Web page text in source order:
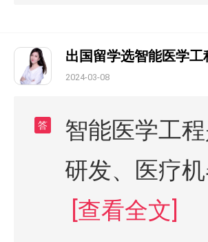
出国留学选智能医学工
2024-03-08
答
智能医学工
研发、医疗
[查看全文]